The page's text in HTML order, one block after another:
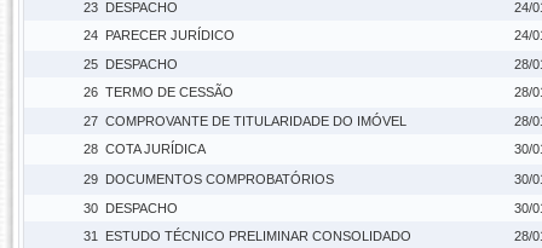
23 DESPACHO
24/
24 PARECER JURÍDICO
24/
25 DESPACHO
28/
26 TERMO DE CESSÃO
28/
27 COMPROVANTE DE TITULARIDADE DO IMÓVEL
28/
28 COTA JURÍDICA 30/
29 DOCUMENTOS COMPROBATÓRIOS
30/
30 DESPACHO
30/
31
ESTUDO TÉCNICO PRELIMINAR CONSOLIDADO 28/